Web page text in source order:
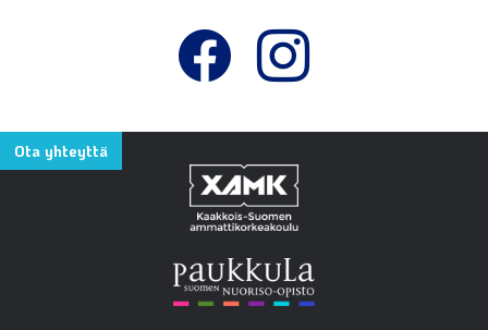
Ota yhteyttä